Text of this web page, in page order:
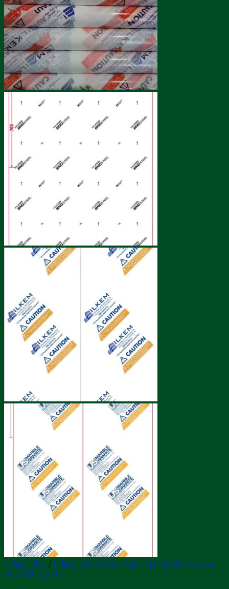
Trang chủ / Màng bảo vệ bề mặt - Màng dán PE giá
rẻ, chất lượng